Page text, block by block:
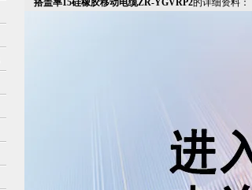
搭盖率15硅橡胶移动电缆ZR-YGVRP2的详细资料：